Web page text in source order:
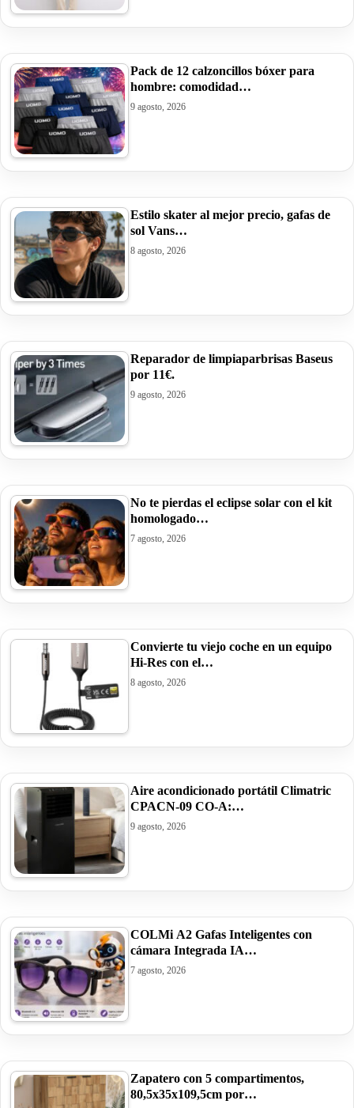
Pack de 12 calzoncillos bóxer para
hombre: comodidad…
9 agosto, 2026
Estilo skater al mejor precio, gafas de
sol Vans…
8 agosto, 2026
Reparador de limpiaparbrisas Baseus
por 11€.
9 agosto, 2026
No te pierdas el eclipse solar con el kit
homologado…
7 agosto, 2026
Convierte tu viejo coche en un equipo
Hi-Res con el…
8 agosto, 2026
Aire acondicionado portátil Climatric
CPACN-09 CO-A:…
9 agosto, 2026
COLMi A2 Gafas Inteligentes con
cámara Integrada IA…
7 agosto, 2026
Zapatero con 5 compartimentos,
80,5x35x109,5cm por…